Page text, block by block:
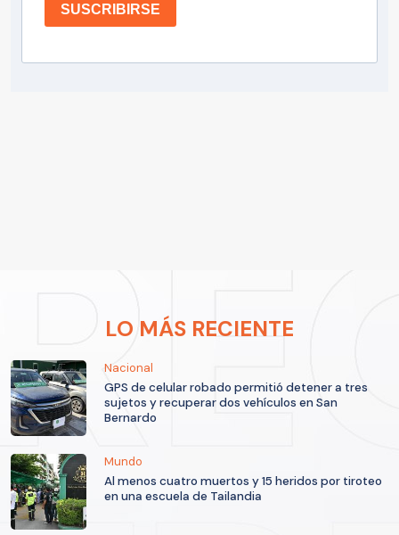
SUSCRIBIRSE
LO MÁS RECIENTE
Nacional
GPS de celular robado permitió detener a tres
sujetos y recuperar dos vehículos en San
Bernardo
Mundo
Al menos cuatro muertos y 15 heridos por tiroteo
en una escuela de Tailandia